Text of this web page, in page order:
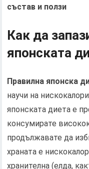
състав и ползи
Как да
японската
Правилна японска
научи на
японската диета е
консумирате
продължавате да
храната е
хранителна (елда,